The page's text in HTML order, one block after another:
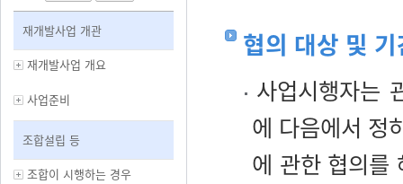
재개발사업 개관
재개발사업 개요
사업준비
조합설립 등
조합이 시행하는 경우
협의 대상 및
사업시행자는
에 다음에서 정
에 관한 협의를